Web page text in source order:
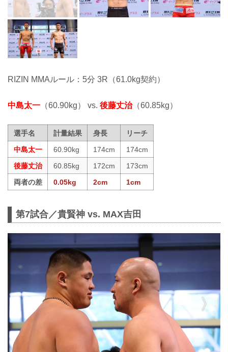
RIZIN MMAルール：5分 3R（61.0kg契約）
中島太一 （60.90kg） vs. 後藤丈治（60.85kg）
選手名 計量結果 身長
リーチ
中島太一
60.90kg 174cm
174cm
後藤丈治
60.85kg 172cm
173cm
両者の差
0.05kg 2cm 1cm
第7試合／貴賢神 vs. MAX吉田